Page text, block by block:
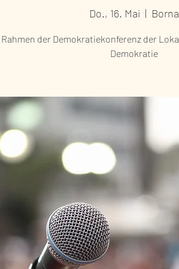
Do., 16. Mai
  |
Borna
der Demokratiekonferenz der
Demokratie